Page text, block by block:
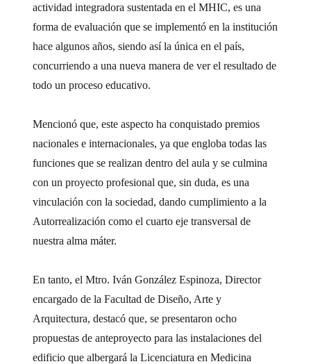
actividad integradora sustentada en el MHIC, es una
forma de evaluación que se implementó en la institución
hace algunos años, siendo así la única en el país,
concurriendo a una nueva manera de ver el resultado de
todo un proceso educativo.
Mencionó que, este aspecto ha conquistado premios
nacionales e internacionales, ya que engloba todas las
funciones que se realizan dentro del aula y se culmina
con un proyecto profesional que, sin duda, es una
vinculación con la sociedad, dando cumplimiento a la
Autorrealización como el cuarto eje transversal de
nuestra alma máter.
En tanto, el Mtro. Iván González Espinoza, Director
encargado de la Facultad de Diseño, Arte y
Arquitectura, destacó que, se presentaron ocho
propuestas de anteproyecto para las instalaciones del
edificio que albergará la Licenciatura en Medicina